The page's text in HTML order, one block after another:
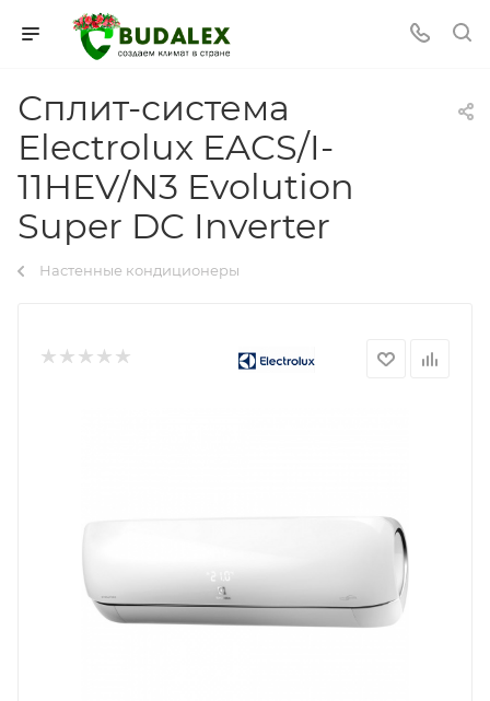
Сплит-система
Electrolux EACS/I-
11HEV/N3 Evolution
Super DC Inverter
Настенные кондиционеры